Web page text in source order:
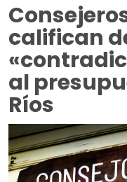
califican
al
Ríos